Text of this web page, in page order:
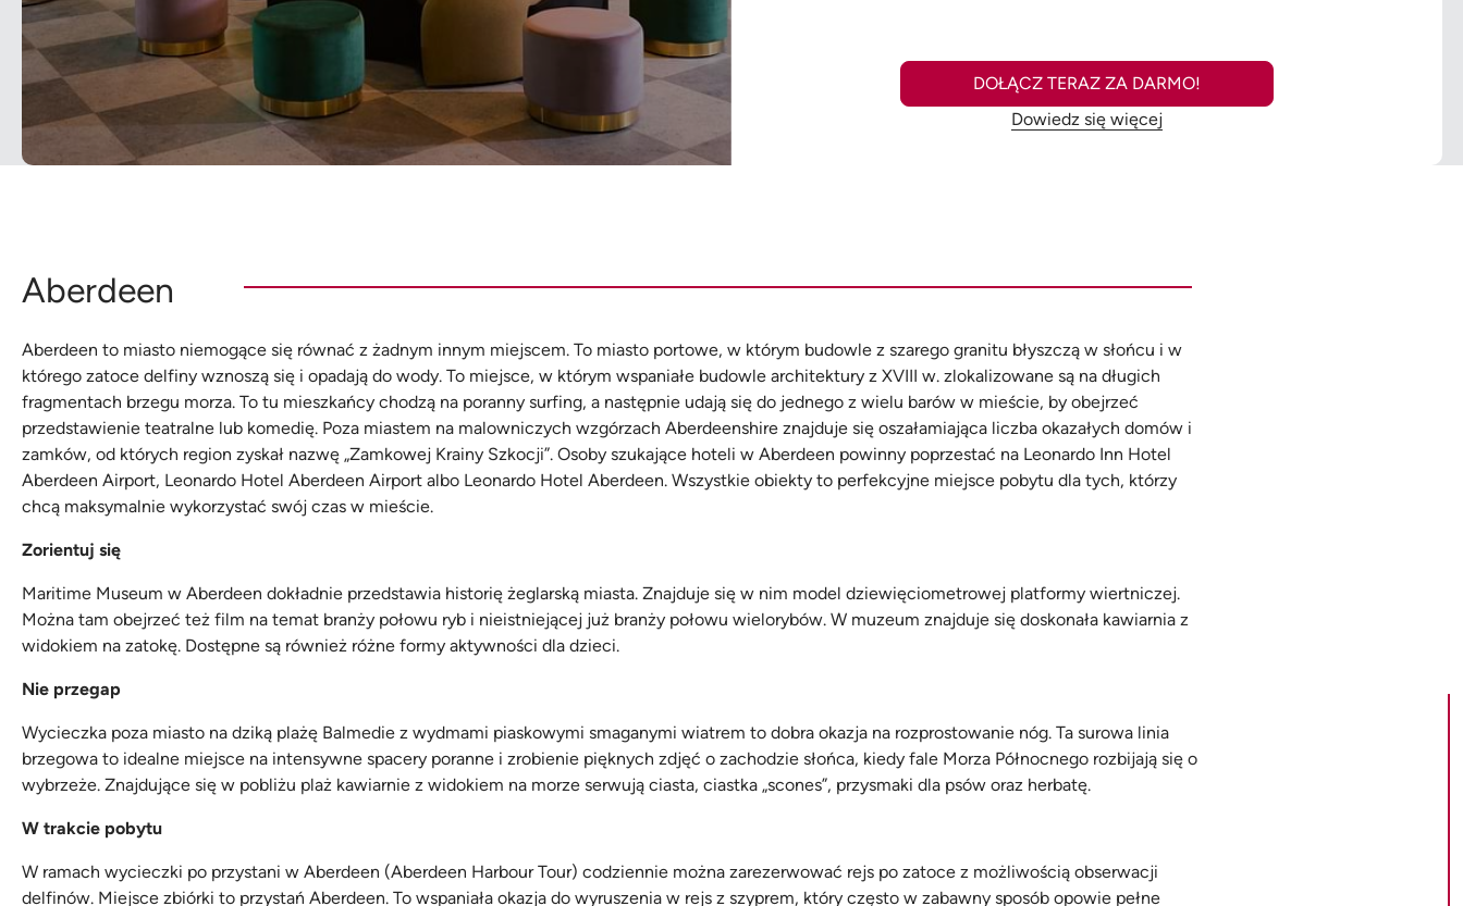
DOŁĄCZ TERAZ ZA DARMO!
Dowiedz się więcej
Aberdeen
Aberdeen to miasto niemogące się równać z żadnym innym miejscem. To miasto portowe, w którym budowle z szarego granitu błyszczą w słońcu i w
którego zatoce delfiny wznoszą się i opadają do wody. To miejsce, w którym wspaniałe budowle architektury z XVIII w. zlokalizowane są na długich
fragmentach brzegu morza. To tu mieszkańcy chodzą na poranny surfing, a następnie udają się do jednego z wielu barów w mieście, by obejrzeć
przedstawienie teatralne lub komedię. Poza miastem na malowniczych wzgórzach Aberdeenshire znajduje się oszałamiająca liczba okazałych domów i
zamków, od których region zyskał nazwę „Zamkowej Krainy Szkocji”. Osoby szukające hoteli w Aberdeen powinny poprzestać na Leonardo Inn Hotel
Aberdeen Airport, Leonardo Hotel Aberdeen Airport albo Leonardo Hotel Aberdeen. Wszystkie obiekty to perfekcyjne miejsce pobytu dla tych, którzy
chcą maksymalnie wykorzystać swój czas w mieście.
Zorientuj się
Maritime Museum w Aberdeen dokładnie przedstawia historię żeglarską miasta. Znajduje się w nim model dziewięciometrowej platformy wiertniczej.
Można tam obejrzeć też film na temat branży połowu ryb i nieistniejącej już branży połowu wielorybów. W muzeum znajduje się doskonała kawiarnia z
widokiem na zatokę. Dostępne są również różne formy aktywności dla dzieci.
Nie przegap
Wycieczka poza miasto na dziką plażę Balmedie z wydmami piaskowymi smaganymi wiatrem to dobra okazja na rozprostowanie nóg. Ta surowa linia
brzegowa to idealne miejsce na intensywne spacery poranne i zrobienie pięknych zdjęć o zachodzie słońca, kiedy fale Morza Północnego rozbijają się o
wybrzeże. Znajdujące się w pobliżu plaż kawiarnie z widokiem na morze serwują ciasta, ciastka „scones”, przysmaki dla psów oraz herbatę.
W trakcie pobytu
W ramach wycieczki po przystani w Aberdeen (Aberdeen Harbour Tour) codziennie można zarezerwować rejs po zatoce z możliwością obserwacji
delfinów. Miejsce zbiórki to przystań Aberdeen. To wspaniała okazja do wyruszenia w rejs z szyprem, który często w zabawny sposób opowie pełne